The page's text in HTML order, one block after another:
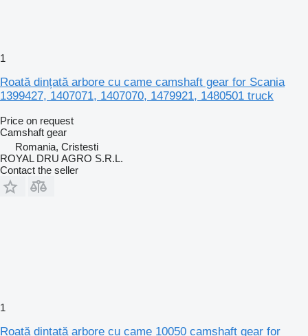
1
Roată dințată arbore cu came camshaft gear for Scania
1399427, 1407071, 1407070, 1479921, 1480501 truck
Price on request
Camshaft gear
Romania, Cristesti
ROYAL DRU AGRO S.R.L.
Contact the seller
1
Roată dințată arbore cu came 10050 camshaft gear for